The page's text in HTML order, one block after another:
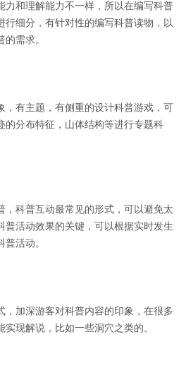
和理解能力不一样，所以在编写科普
行细分，有针对性的编写科普读物，以
需求。
有主题，有侧重的设计科普游戏，可
的分布特征，山体结构等进行专题科
科普互动最常见的形式，可以避免太
普活动效果的关键，可以根据实时发生
活动。
加深游客对科普内容的印象，在很多
现解说，比如一些洞穴之类的。